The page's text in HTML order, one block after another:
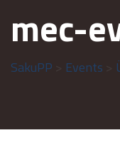
mec-
SakuPP Events